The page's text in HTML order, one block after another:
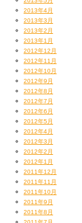
2013年4月
2013年3月
2013年2月
2013年1月
2012年12月
2012年11月
2012年10月
2012年9月
2012年8月
2012年7月
2012年6月
2012年5月
2012年4月
2012年3月
2012年2月
2012年1月
2011年12月
2011年11月
2011年10月
2011年9月
2011年8月